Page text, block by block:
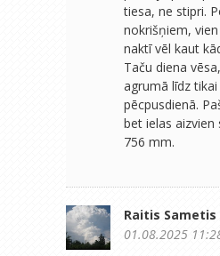
tiesa, ne stipri.
nokrišņiem,
naktī vēl kaut
Taču diena
agrumā līdz tikai
pēcpusdienā.
bet ielas aizvien
756 mm.
Raitis Sametis
01.08.2025